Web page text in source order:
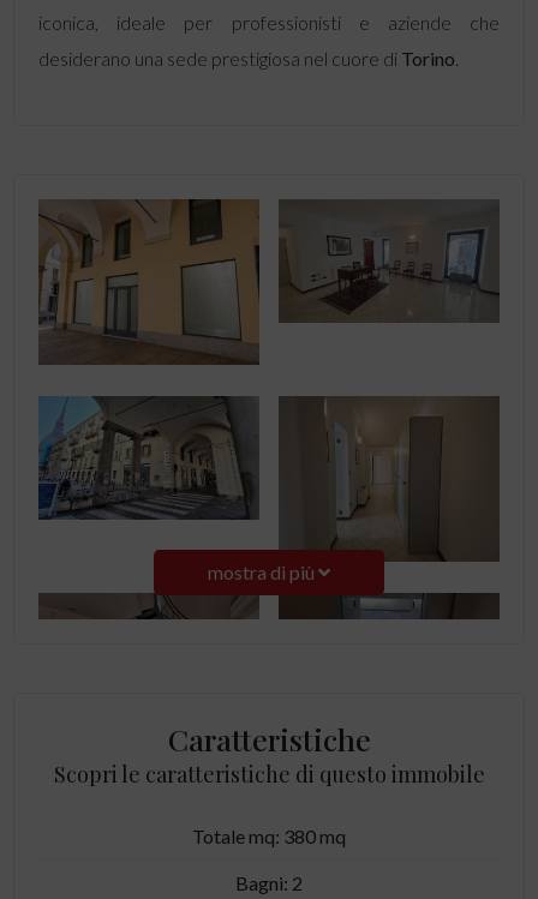
iconica, ideale per professionisti e aziende che
desiderano una sede prestigiosa nel cuore di Torino.
mostra di più
Caratteristiche
Scopri le caratteristiche di questo immobile
Totale mq: 380 mq
Bagni: 2